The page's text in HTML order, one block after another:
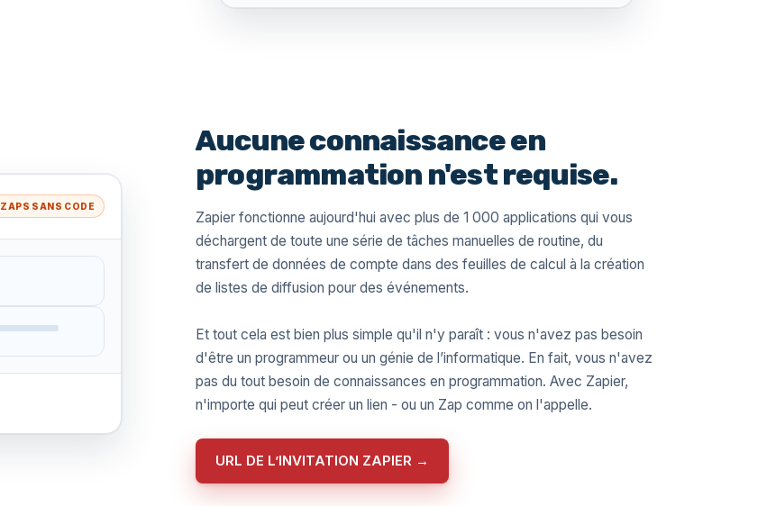
ZAPS SANS CODE
Aucune connaissance en
programmation n'est requise.
Zapier fonctionne aujourd'hui avec plus de 1 000 applications qui vous
déchargent de toute une série de tâches manuelles de routine, du
transfert de données de compte dans des feuilles de calcul à la création
de listes de diffusion pour des événements.
Et tout cela est bien plus simple qu'il n'y paraît : vous n'avez pas besoin
d'être un programmeur ou un génie de l’informatique. En fait, vous n'avez
pas du tout besoin de connaissances en programmation. Avec Zapier,
n'importe qui peut créer un lien - ou un Zap comme on l'appelle.
URL DE L’INVITATION ZAPIER →